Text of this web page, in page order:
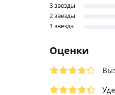
3 звезды
2 звезды
1 звезда
Оценки